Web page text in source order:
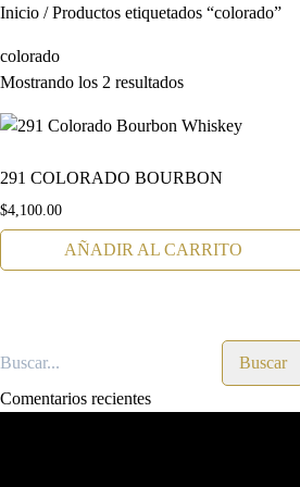
Inicio / Productos etiquetados “colorado”
colorado
Mostrando los 2 resultados
291 COLORADO BOURBON
$4,100.00
AÑADIR AL CARRITO
Comentarios recientes